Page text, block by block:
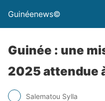
Guinéenews©
Guinée : une
2025 attendue
Salematou Sylla